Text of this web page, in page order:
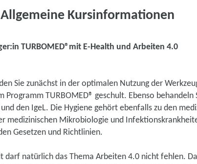
Allgemeine Kursinformationen
TURBOMED®mit E-Health und Arbeiten 4.0
Sie zunächst in der optimalen Nutzung der
Programm TURBOMED® geschult. Ebenso behandeln
den IgeL. Die Hygiene gehört ebenfalls zu den
medizinischen Mikrobiologie und
Gesetzen und Richtlinien.
darf natürlich das Thema Arbeiten 4.0 nicht fehlen.